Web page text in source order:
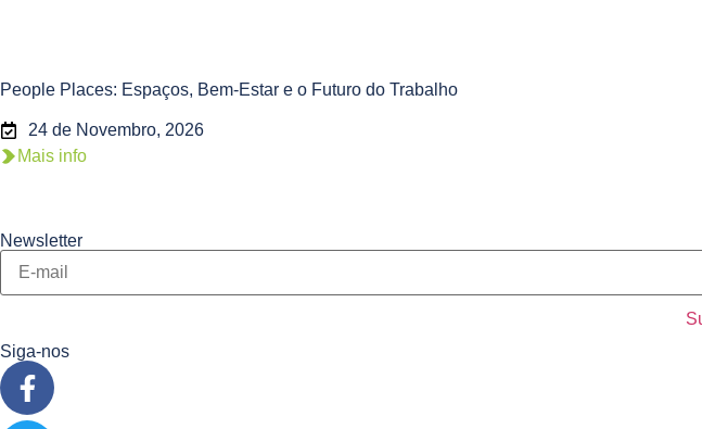
People Places: Espaços, Bem-Estar e o Futuro do Trabalho
24 de Novembro, 2026
Mais info
Newsletter
Siga-nos